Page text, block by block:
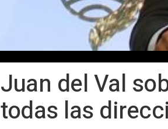
Juan del Val
todas las